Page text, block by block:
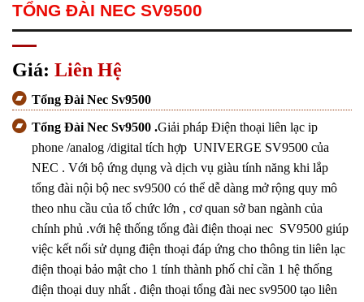
TỔNG ĐÀI NEC SV9500
Giá: Liên Hệ
Tổng Đài Nec Sv9500
Tổng Đài Nec Sv9500 .Giải pháp Điện thoại liên lạc ip
phone /analog /digital tích hợp UNIVERGE SV9500 của
NEC . Với bộ ứng dụng và dịch vụ giàu tính năng khi lắp
tổng đài nội bộ nec sv9500 có thể dễ dàng mở rộng quy mô
theo nhu cầu của tổ chức lớn , cơ quan sở ban ngành của
chính phủ .với hệ thống tổng đài điện thoại nec SV9500 giúp
việc kết nối sử dụng điện thoại đáp ứng cho thông tin liên lạc
điện thoại bảo mật cho 1 tính thành phố chỉ cần 1 hệ thống
điện thoại duy nhất . điện thoại tổng đài nec sv9500 tạo liên